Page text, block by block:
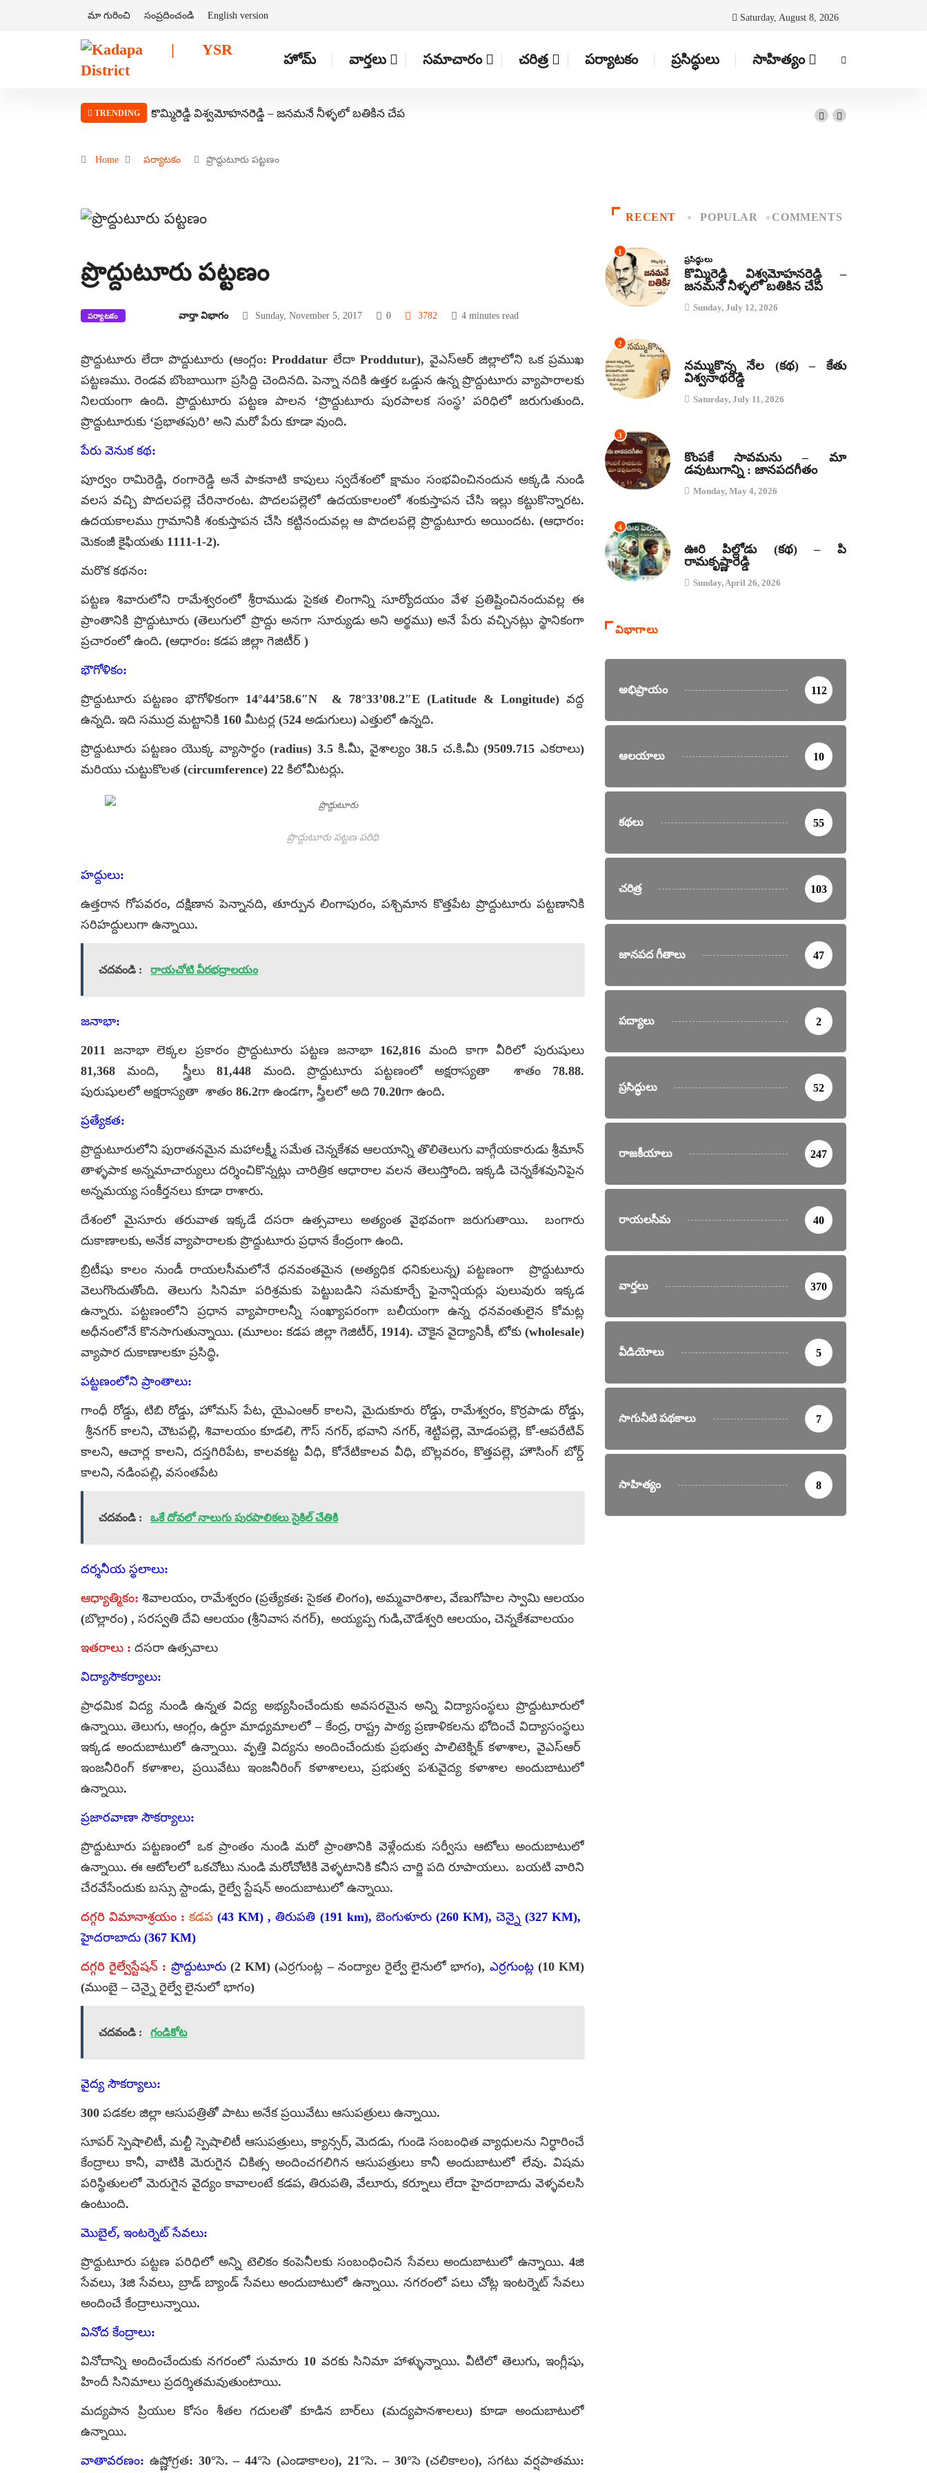
మా గురించి సంప్రదించండి English version Saturday, August 8, 2026
హోమ్ వార్తలు సమాచారం చరిత్ర పర్యాటకం ప్రసిద్ధులు సాహిత్యం
TRENDING కొమ్మిరెడ్డి విశ్వమోహనరెడ్డి – జనమనే నీళ్ళలో బతికిన చేప
Home పర్యాటకం ప్రొద్దుటూరు పట్టణం
ప్రొద్దుటూరు పట్టణం
పర్యాటకం వార్తా విభాగం Sunday, November 5, 2017 0 3782 4 minutes read
ప్రొద్దుటూరు లేదా పొద్దుటూరు (ఆంగ్లం: Proddatur లేదా Proddutur), వైఎస్ఆర్ జిల్లాలోని ఒక ప్రముఖ
పట్టణము. రెండవ బొంబాయిగా ప్రసిద్ది చెందినది. పెన్నా నదికి ఉత్తర ఒడ్డున ఉన్న ప్రొద్దుటూరు వ్యాపారాలకు
నిలయంగా ఉంది. ప్రొద్దుటూరు పట్టణ పాలన ‘ప్రొద్దుటూరు పురపాలక సంస్థ’ పరిధిలో జరుగుతుంది.
ప్రొద్దుటూరుకు ‘ప్రభాతపురి’ అని మరో పేరు కూడా వుంది.
పేరు వెనుక కథ:
పూర్వం రామిరెడ్డి, రంగారెడ్డి అనే పాకనాటి కాపులు స్వదేశంలో క్షామం సంభవించినందున అక్కడి నుండి
వలస వచ్చి పొదలపల్లె చేరినారంట. పొదలపల్లెలో ఉదయకాలంలో శంకుస్తాపన చేసి ఇల్లు కట్టుకొన్నారట.
ఉదయకాలము గ్రామానికి శంకుస్తాపన చేసి కట్టినందువల్ల ఆ పొదలపల్లె ప్రొద్దుటూరు అయిందట. (ఆధారం:
మెకంజీ కైఫియతు 1111-1-2).
మరొక కథనం:
పట్టణ శివారులోని రామేశ్వరంలో శ్రీరాముడు సైకత లింగాన్ని సూర్యోదయం వేళ ప్రతిష్టించినందువల్ల ఈ
ప్రాంతానికి ప్రొద్దుటూరు (తెలుగులో ప్రొద్దు అనగా సూర్యుడు అని అర్థము) అనే పేరు వచ్చినట్లు స్థానికంగా
ప్రచారంలో ఉంది. (ఆధారం: కడప జిల్లా గెజిటీర్ )
భౌగోళికం:
ప్రొద్దుటూరు పట్టణం భౌగోళికంగా 14°44’58.6″N & 78°33’08.2″E (Latitude & Longitude) వద్ద
ఉన్నది. ఇది సముద్ర మట్టానికి 160 మీటర్ల (524 అడుగులు) ఎత్తులో ఉన్నది.
ప్రొద్దుటూరు పట్టణం యొక్క వ్యాసార్ధం (radius) 3.5 కి.మీ, వైశాల్యం 38.5 చ.కి.మీ (9509.715 ఎకరాలు)
మరియు చుట్టుకొలత (circumference) 22 కిలోమీటర్లు.
ప్రొద్దుటూరు పట్టణ పరిధి
హద్దులు:
ఉత్తరాన గోపవరం, దక్షిణాన పెన్నానది, తూర్పున లింగాపురం, పశ్చిమాన కొత్తపేట ప్రొద్దుటూరు పట్టణానికి
సరిహద్దులుగా ఉన్నాయి.
చదవండి : రాయచోటి వీరభద్రాలయం
జనాభా:
2011 జనాభా లెక్కల ప్రకారం ప్రొద్దుటూరు పట్టణ జనాభా 162,816 మంది కాగా వీరిలో పురుషులు
81,368 మంది, స్త్రీలు 81,448 మంది. ప్రొద్దుటూరు పట్టణంలో అక్షరాస్యతా శాతం 78.88.
పురుషులలో అక్షరాస్యతా శాతం 86.2గా ఉండగా, స్త్రీలలో అది 70.20గా ఉంది.
ప్రత్యేకత:
ప్రొద్దుటూరులోని పురాతనమైన మహాలక్ష్మీ సమేత చెన్నకేశవ ఆలయాన్ని తొలితెలుగు వాగ్గేయకారుడు శ్రీమాన్
తాళ్ళపాక అన్నమాచార్యులు దర్శించికొన్నట్లు చారిత్రిక ఆధారాల వలన తెలుస్తోంది. ఇక్కడి చెన్నకేశవునిపైన
అన్నమయ్య సంకీర్తనలు కూడా రాశారు.
దేశంలో మైసూరు తరువాత ఇక్కడే దసరా ఉత్సవాలు అత్యంత వైభవంగా జరుగుతాయి. బంగారు
దుకాణాలకు, అనేక వ్యాపారాలకు ప్రొద్దుటూరు ప్రధాన కేంద్రంగా ఉంది.
బ్రిటీషు కాలం నుండీ రాయలసీమలోనే ధనవంతమైన (అత్యధిక ధనికులున్న) పట్టణంగా ప్రొద్దుటూరు
వెలుగొందుతోంది. తెలుగు సినిమా పరిశ్రమకు పెట్టుబడిని సమకూర్చే ఫైనాన్షియర్లు పులువురు ఇక్కడ
ఉన్నారు. పట్టణంలోని ప్రధాన వ్యాపారాలన్నీ సంఖ్యాపరంగా బలీయంగా ఉన్న ధనవంతులైన కోమట్ల
అధీనంలోనే కొనసాగుతున్నాయి. (మూలం: కడప జిల్లా గెజిటీర్, 1914). చౌకైన వైద్యానికీ, టోకు (wholesale)
వ్యాపార దుకాణాలకూ ప్రసిద్ధి.
పట్టణంలోని ప్రాంతాలు:
గాంధీ రోడ్డు, టిబి రోడ్డు, హోమస్ పేట, యైఎంఆర్ కాలని, మైదుకూరు రోడ్డు, రామేశ్వరం, కొర్రపాడు రోడ్డు,
శ్రీనగర్ కాలని, చౌటపల్లి, శివాలయం కూడలి, గౌస్ నగర్, భవాని నగర్, శెట్టిపల్లె, మోడంపల్లె, కో-ఆపరేటివ్
కాలని, ఆచార్ల కాలని, దస్తగిరిపేట, కాలవకట్ట వీధి, కోనేటికాలవ వీధి, బొల్లవరం, కొత్తపల్లె, హౌసింగ్ బోర్డ్
కాలని, నడింపల్లి, వసంతపేట
చదవండి : ఒకే దోవలో నాలుగు పురపాలికలు సైకిల్ చేతికి
దర్శనీయ స్థలాలు:
ఆధ్యాత్మికం: శివాలయం, రామేశ్వరం (ప్రత్యేకత: సైకత లింగం), అమ్మవారిశాల, వేణుగోపాల స్వామి ఆలయం
(బొల్లారం) , సరస్వతి దేవి ఆలయం (శ్రీనివాస నగర్), అయ్యప్ప గుడి,చౌడేశ్వరి ఆలయం, చెన్నకేశవాలయం
ఇతరాలు : దసరా ఉత్సవాలు
విద్యాసౌకర్యాలు:
ప్రాధమిక విద్య నుండి ఉన్నత విద్య అభ్యసించేందుకు అవసరమైన అన్ని విద్యాసంస్థలు ప్రొద్దుటూరులో
ఉన్నాయి. తెలుగు, ఆంగ్లం, ఉర్దూ మాధ్యమాలలో – కేంద్ర, రాష్ట్ర పాఠ్య ప్రణాళికలను భోదించే విద్యాసంస్థలు
ఇక్కడ అందుబాటులో ఉన్నాయి. వృత్తి విద్యను అందించేందుకు ప్రభుత్వ పాలిటెక్నిక్ కళాశాల, వైఎస్ఆర్
ఇంజనీరింగ్ కళాశాల, ప్రయివేటు ఇంజనీరింగ్ కళాశాలలు, ప్రభుత్వ పశువైద్య కళాశాల అందుబాటులో
ఉన్నాయి.
ప్రజారవాణా సౌకర్యాలు:
ప్రొద్దుటూరు పట్టణంలో ఒక ప్రాంతం నుండి మరో ప్రాంతానికి వెళ్లేందుకు సర్వీసు ఆటోలు అందుబాటులో
ఉన్నాయి. ఈ ఆటోలలో ఒకచోటు నుండి మరోచోటికి వెళ్ళటానికి కనీస చార్జి పది రూపాయలు. బయటి వారిని
చేరవేసేందుకు బస్సు స్టాండు, రైల్వే స్టేషన్ అందుబాటులో ఉన్నాయి.
దగ్గరి విమానాశ్రయం :కడప (43 KM) , తిరుపతి (191 km), బెంగుళూరు (260 KM), చెన్నై (327 KM),
హైదరాబాదు (367 KM)
దగ్గరి రైల్వేస్టేషన్ : ప్రొద్దుటూరు(2 KM) (ఎర్రగుంట్ల – నంద్యాల రైల్వే లైనులో భాగం), ఎర్రగుంట్ల(10 KM)
(ముంబై – చెన్నై రైల్వే లైనులో భాగం)
చదవండి : గండికోట
వైద్య సౌకర్యాలు:
300 పడకల జిల్లా ఆసుపత్రితో పాటు అనేక ప్రయివేటు ఆసుపత్రులు ఉన్నాయి.
సూపర్ స్పెషాలిటీ, మల్టీ స్పెషాలిటీ ఆసుపత్రులు, క్యాన్సర్, మెదడు, గుండె సంబంధిత వ్యాధులను నిర్ధారించే
కేంద్రాలు కానీ, వాటికి మెరుగైన చికిత్స అందించగలిగిన ఆసుపత్రులు కానీ అందుబాటులో లేవు. విషమ
పరిస్థితులలో మెరుగైన వైద్యం కావాలంటే కడప, తిరుపతి, వేలూరు, కర్నూలు లేదా హైదరాబాదు వెళ్ళవలసి
ఉంటుంది.
మొబైల్, ఇంటర్నెట్ సేవలు:
ప్రొద్దుటూరు పట్టణ పరిధిలో అన్ని టెలికం కంపెనీలకు సంబంధించిన సేవలు అందుబాటులో ఉన్నాయి. 4జి
సేవలు, 3జి సేవలు, బ్రాడ్ బ్యాండ్ సేవలు అందుబాటులో ఉన్నాయి. నగరంలో పలు చోట్ల ఇంటర్నెట్ సేవలు
అందించే కేంద్రాలున్నాయి.
వినోద కేంద్రాలు:
వినోదాన్ని అందించేందుకు నగరంలో సుమారు 10 వరకు సినిమా హాళ్ళున్నాయి. వీటిలో తెలుగు, ఇంగ్లీషు,
హిందీ సినిమాలు ప్రదర్శితమవుతుంటాయి.
మద్యపాన ప్రియుల కోసం శీతల గదులతో కూడిన బార్‌లు (మద్యపానశాలలు) కూడా అందుబాటులో
ఉన్నాయి.
వాతావరణం: ఉష్ణోగ్రత: 30°సె. – 44°సె (ఎండాకాలం), 21°సె. – 30°సె (చలికాలం), సగటు వర్షపాతము:
RECENT POPULAR COMMENTS
1
ప్రసిద్ధులు
కొమ్మిరెడ్డి విశ్వమోహనరెడ్డి –
జనమనే నీళ్ళలో బతికిన చేప
Sunday, July 12, 2026
2
నమ్ముకొన్న నేల (కథ) – కేతు
విశ్వనాథరెడ్డి
Saturday, July 11, 2026
3
కొంపకే సావమను – మా
డవుటుగాన్ని : జానపదగీతం
Monday, May 4, 2026
4
ఊరి పిల్లోడు (కథ) – పి
రామకృష్ణారెడ్డి
Sunday, April 26, 2026
విభాగాలు
అభిప్రాయం 112
ఆలయాలు 10
కథలు 55
చరిత్ర 103
జానపద గీతాలు 47
పద్యాలు 2
ప్రసిద్ధులు 52
రాజకీయాలు 247
రాయలసీమ 40
వార్తలు 370
వీడియోలు 5
సాగునీటి పథకాలు 7
సాహిత్యం 8